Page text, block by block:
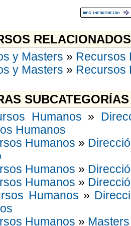
y Masters » Recursos
y Masters » Recursos
Humanos »
Humanos
Humanos »
Humanos »
Humanos »
Humanos »
Humanos »